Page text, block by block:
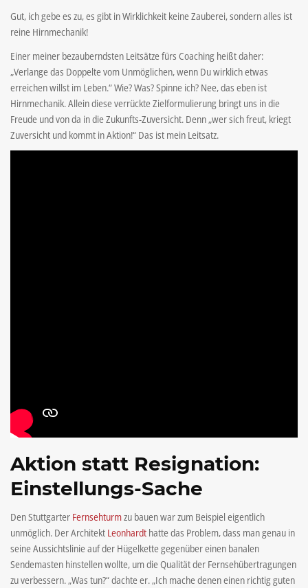
Gut, ich gebe es zu, es gibt in Wirklichkeit keine Zauberei, sondern alles ist
reine Hirnmechanik!
Einer meiner bezauberndsten Leitsätze fürs Coaching heißt daher:
„Verlange das Doppelte vom Unmöglichen, wenn Du wirklich etwas
erreichen willst im Leben.“ Wie? Was? Spinne ich? Nee, das eben ist
Hirnmechanik. Allein diese verrückte Zielformulierung bringt uns in die
Freude und von da in die Zukunfts-Zuversicht. Denn „wer sich freut, kriegt
Zuversicht und kommt in Aktion!“ Das ist mein Leitsatz.
Aktion statt Resignation:
Einstellungs-Sache
Den Stuttgarter Fernsehturmzu bauen war zum Beispiel eigentlich
unmöglich. Der Architekt Leonhardt hatte das Problem, dass man genau in
seine Aussichtslinie auf der Hügelkette gegenüber einen banalen
Sendemasten hinstellen wollte, um die Qualität der Fernsehübertragungen
zu verbessern. „Was tun?“ dachte er. „Ich mache denen einen richtig guten